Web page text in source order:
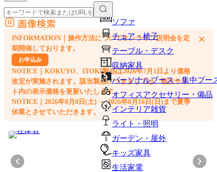
ソファ
チェア・椅子
テーブル・デスク
収納家具
パーソナルブース・集中ブー
オフィスアクセサリー・備品
インテリア雑貨
ライト・照明
ガーデン・屋外
キッズ家具
生活家電
外部サイトの商品をカートに追加
他のサイトで見つけた商品ページのURLを貼り付けて、カートに追加できます
画像検索
INFORMATION｜操作方法についてオンライン説明会を定
期開催しております。
お申込み
NOTICE｜KOKUYO、ITOKI製品は2026年7月1日より価格
改定が実施されます。該当製品につきましては、順次サイ
ト内の表示価格を更新いたします。
NOTICE｜2026年8月8日(土) ～ 2026年8月16日(日)まで夏季
休業とさせていただきます。
×